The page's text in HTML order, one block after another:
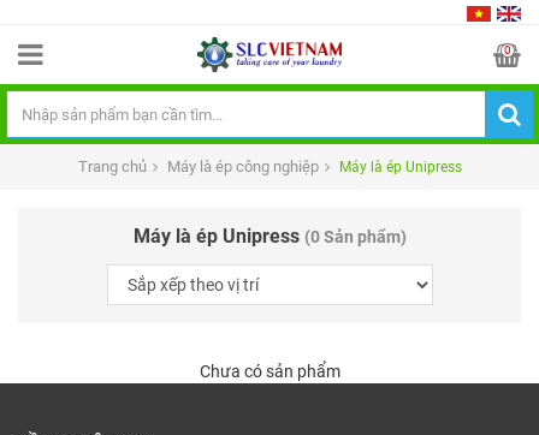
0
Trang chủ Máy là ép công nghiệp Máy là ép Unipress
Máy là ép Unipress (0 Sản phẩm)
Chưa có sản phẩm